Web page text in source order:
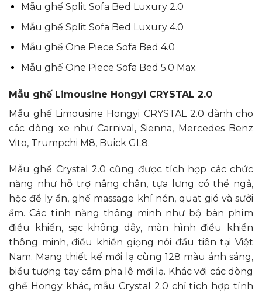
Mẫu ghế Split Sofa Bed Luxury 2.0
Mẫu ghế Split Sofa Bed Luxury 4.0
Mẫu ghế One Piece Sofa Bed 4.0
Mẫu ghế One Piece Sofa Bed 5.0 Max
Mẫu ghế Limousine Hongyi CRYSTAL 2.0
Mẫu ghế Limousine Hongyi CRYSTAL 2.0 dành cho
các dòng xe như Carnival, Sienna, Mercedes Benz
Vito, Trumpchi M8, Buick GL8.
Mẫu ghế Crystal 2.0 cũng được tích hợp các chức
năng như hỗ trợ nâng chân, tựa lưng có thể ngả,
hộc để ly ẩn, ghế massage khí nén, quạt gió và sưởi
ấm. Các tính năng thông minh như bộ bàn phím
điều khiển, sạc không dây, màn hình điều khiển
thông minh, điều khiển giọng nói đầu tiên tại Việt
Nam. Mang thiết kế mới lạ cùng 128 màu ánh sáng,
biểu tượng tay cầm pha lê mới lạ. Khác với các dòng
ghế Hongy khác, mẫu Crystal 2.0 chỉ tích hợp tính